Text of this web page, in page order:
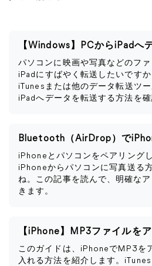
【Windows】PCからiPadへ
パソコンに映画や写真などのフ
iPadにすばやく転送したいです
iTunesまたは他のデータ転送ツ
iPadへデータを転送する方法を確
iPhoneとパソコンをペアリング
iPhoneからパソコンに写真送る
ね。この記事を読んで、明確な
きます。
このガイドは、iPhoneでMP3を
入れる方法を紹介します。